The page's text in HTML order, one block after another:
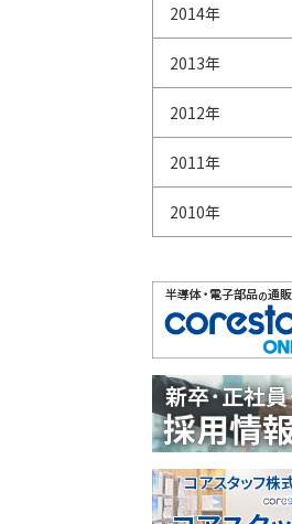
2014年
2013年
2012年
2011年
2010年